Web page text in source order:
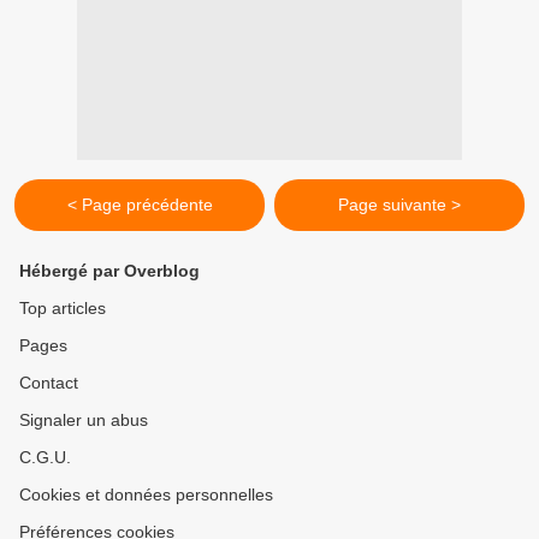
< Page précédente Page suivante >
Hébergé par Overblog
Top articles
Pages
Contact
Signaler un abus
C.G.U.
Cookies et données personnelles
Préférences cookies